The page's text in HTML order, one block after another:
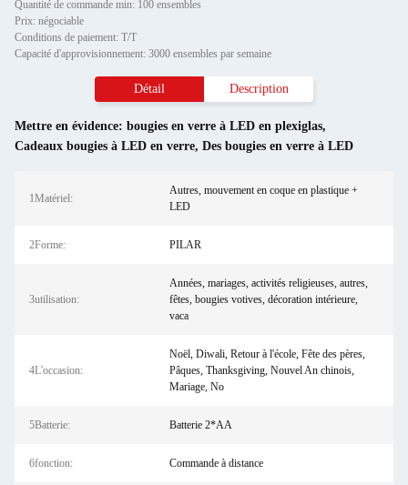
Quantité de commande min: 100 ensembles
Prix: négociable
Conditions de paiement: T/T
Capacité d'approvisionnement: 3000 ensembles par semaine
Détail Description
Mettre en évidence: bougies en verre à LED en plexiglas,
Cadeaux bougies à LED en verre, Des bougies en verre à LED
1Matériel:
Autres, mouvement en coque en plastique +
LED
2Forme: PILAR
3utilisation:
Années, mariages, activités religieuses, autres,
fêtes, bougies votives, décoration intérieure,
vaca
4L'occasion:
Noël, Diwali, Retour à l'école, Fête des pères,
Pâques, Thanksgiving, Nouvel An chinois,
Mariage, No
5Batterie: Batterie 2*AA
6fonction: Commande à distance